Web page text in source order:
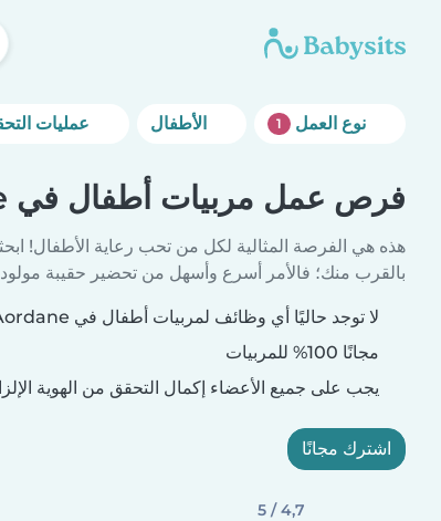
1
فرص عمل مربيات أطفال في Aordane
هذه هي الفرصة المثالية لكل من تحب رعاية الأطفال!
بالقرب منك؛ فالأمر أسرع وأسهل من تحضير حقيبة
لا توجد حاليًا أي وظائف لمربيات أطفال في Aordane تطابق معايير بحثك.
مجانًا 100% للمربيات
يجب على جميع الأعضاء إكمال التحقق من الهوية
اشترك مجانًا
4,7 / 5